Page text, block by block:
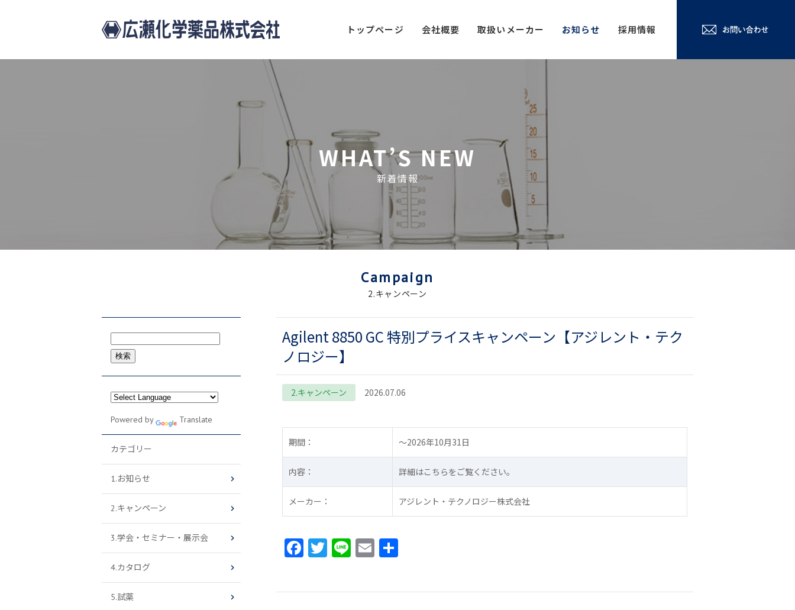
トップページ 会社概要 取扱いメーカー お知らせ 採用情報
WHAT’S NEW
新着情報
Campaign
2.キャンペーン
Agilent 8850 GC 特別プライスキャンペーン【アジレント・テク
ノロジー】
2.キャンペーン 2026.07.06
期間： ～2026年10月31日
内容： 詳細はこちらをご覧ください。
メーカー： アジレント・テクノロジー株式会社
F
c
T
itt
Li
e
E
ai
索:
Powered by Translate
カテゴリー
1.お知らせ
2.キャンペーン
3.学会・セミナー・展示会
4.カタログ
5.試薬